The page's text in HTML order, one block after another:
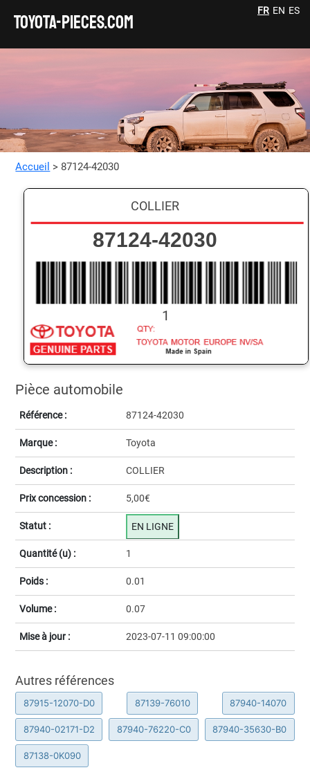
TOYOTA-pieces.com
FR EN ES
Accueil > 87124-42030
Pièce automobile
Référence : 87124-42030
Marque : Toyota
Description : COLLIER
Prix concession : 5,00€
Statut : EN LIGNE
Quantité (u) : 1
Poids : 0.01
Volume : 0.07
Mise à jour : 2023-07-11 09:00:00
COLLIER
87124-42030
1
Autres références
87915-12070-D0 87139-76010 87940-14070
87940-02171-D2 87940-76220-C0 87940-35630-B0
87138-0K090